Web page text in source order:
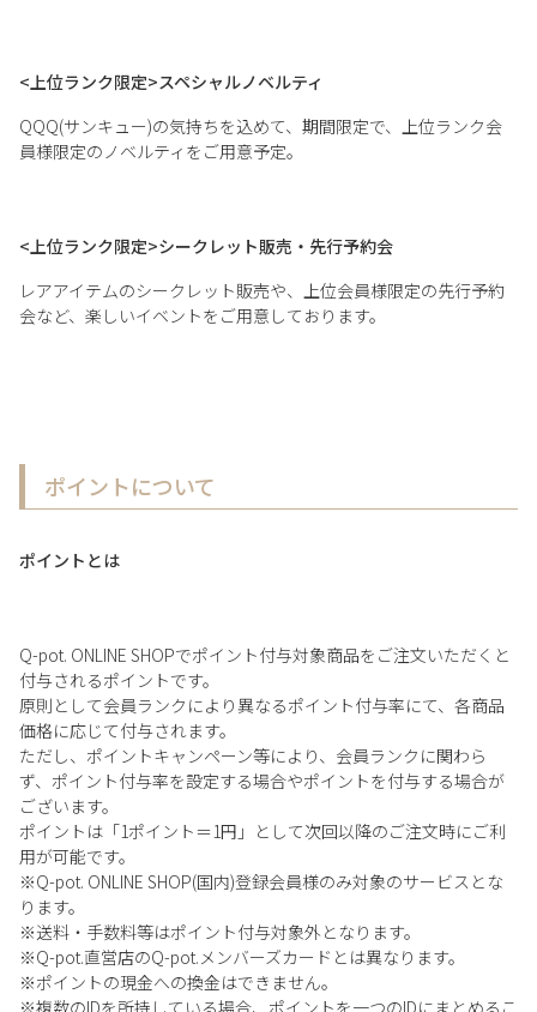
<上位ランク限定>スペシャルノベルティ
QQQ(サンキュー)の気持ちを込めて、期間限定で、上位ランク会
員様限定のノベルティをご用意予定。
<上位ランク限定>シークレット販売・先行予約会
レアアイテムのシークレット販売や、上位会員様限定の先行予約
会など、楽しいイベントをご用意しております。
ポイントについて
ポイントとは
Q-pot. ONLINE SHOPでポイント付与対象商品をご注文いただくと
付与されるポイントです。
原則として会員ランクにより異なるポイント付与率にて、各商品
価格に応じて付与されます。
ただし、ポイントキャンペーン等により、会員ランクに関わら
ず、ポイント付与率を設定する場合やポイントを付与する場合が
ございます。
ポイントは「1ポイント＝1円」として次回以降のご注文時にご利
用が可能です。
※Q-pot. ONLINE SHOP(国内)登録会員様のみ対象のサービスとな
ります。
※送料・手数料等はポイント付与対象外となります。
※Q-pot.直営店のQ-pot.メンバーズカードとは異なります。
※ポイントの現金への換金はできません。
※複数のIDを所持している場合、ポイントを一つのIDにまとめるこ